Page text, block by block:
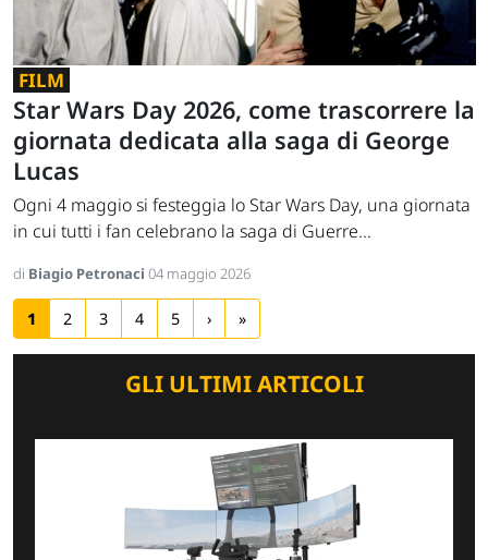
FILM
Star Wars Day 2026, come trascorrere la
giornata dedicata alla saga di George
Lucas
Ogni 4 maggio si festeggia lo Star Wars Day, una giornata
in cui tutti i fan celebrano la saga di Guerre...
di Biagio Petronaci 04 maggio 2026
1 2 3 4 5 › »
GLI ULTIMI ARTICOLI